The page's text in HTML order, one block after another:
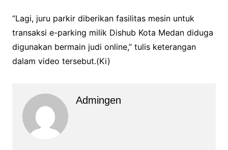
“Lagi, juru parkir diberikan fasilitas mesin untuk
transaksi e-parking milik Dishub Kota Medan diduga
digunakan bermain judi online,” tulis keterangan
dalam video tersebut.(Ki)
Admingen